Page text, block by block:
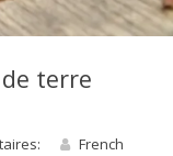
terre
French